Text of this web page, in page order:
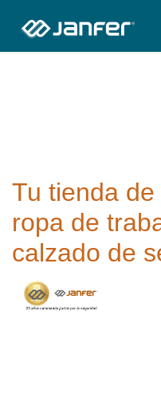
Tu tienda
ropa de
calzado de